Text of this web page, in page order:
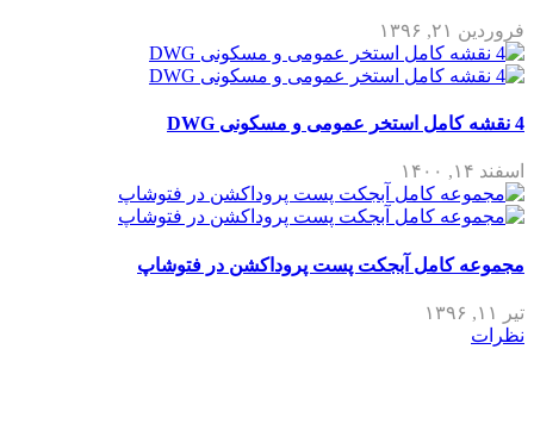
فروردین ۲۱, ۱۳۹۶
4 نقشه کامل استخر عمومی و مسکونی DWG
اسفند ۱۴, ۱۴۰۰
مجموعه کامل آبجکت پست پروداکشن در فتوشاپ
تیر ۱۱, ۱۳۹۶
نظرات